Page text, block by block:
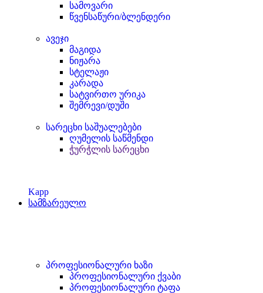
სამოვარი
წვენსაწური/ბლენდერი
ავეჯი
მაგიდა
ნიჟარა
სტელაჟი
კარადა
სატვირთო ურიკა
შემრევი/დუში
სარეცხი საშუალებები
ღუმელის საწმენდი
ჭურჭლის სარეცხი
Kapp
სამზარეულო
პროფესიონალური ხაზი
პროფესიონალური ქვაბი
პროფესიონალური ტაფა